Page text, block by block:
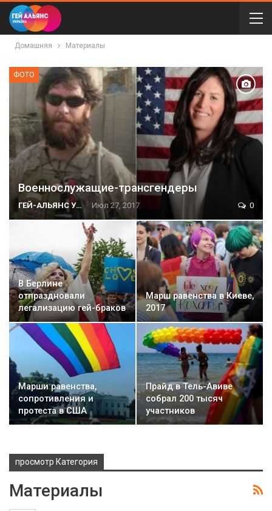
Домашняя Материалы
ФОТО
Военнослужащие-трансгендеры
ГЕЙ-АЛЬЯНС УКРАИНА Июл 27, 2017 0
В Берлине
отпраздновали
легализацию гей-браков
Марш равенства в Киеве,
2017
Марши равенства,
сопротивления и
протеста в США
Прайд в Тель-Авиве
собрал 200 тысяч
участников
просмотр Категория
Материалы